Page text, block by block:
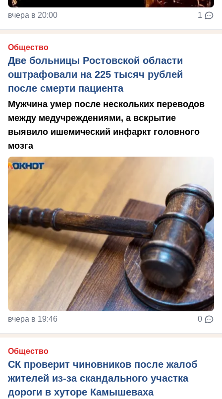
вчера в 20:00 1
Общество
Две больницы Ростовской области
оштрафовали на 225 тысяч рублей
после смерти пациента
Мужчина умер после нескольких переводов
между медучреждениями, а вскрытие
выявило ишемический инфаркт головного
мозга
вчера в 19:46 0
Общество
СК проверит чиновников после жалоб
жителей из-за скандального участка
дороги в хуторе Камышеваха